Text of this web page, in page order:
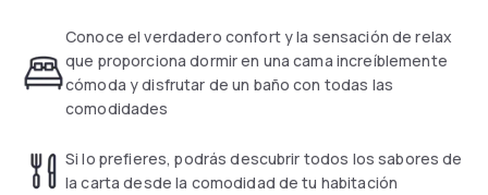
Conoce el verdadero confort y la sensación de relax
que proporciona dormir en una cama increíblemente
cómoda y disfrutar de un baño con todas las
comodidades
Si lo prefieres, podrás descubrir todos los sabores de
la carta desde la comodidad de tu habitación